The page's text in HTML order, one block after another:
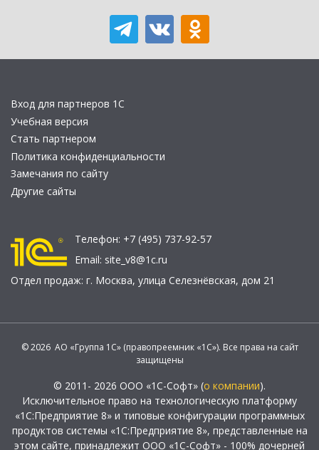
Вход для партнеров 1С
Учебная версия
Стать партнером
Политика конфиденциальности
Замечания по сайту
Другие сайты
Телефон: +7 (495) 737-92-57
Email: site_v8@1c.ru
Отдел продаж: г. Москва, улица Селезнёвская, дом 21
© 2026 АО «Группа 1С» (правопреемник «1С»). Все права на сайт
защищены
© 2011- 2026 ООО «1С-Софт» (о компании).
Исключительное право на технологическую платформу
«1С:Предприятие 8» и типовые конфигурации программных
продуктов системы «1С:Предприятие 8», представленные на
этом сайте, принадлежит ООО «1С-Софт» - 100% дочерней